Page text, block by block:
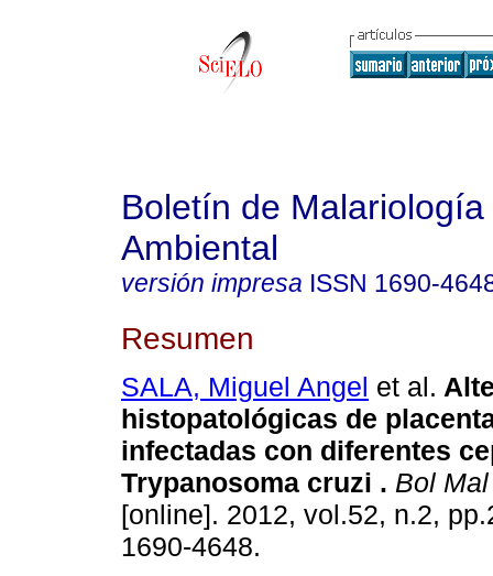
Boletín de
Ambiental
versión impresa ISSN 1690-
Resumen
SALA, Miguel Angel et al.
histopatológicas de
infectadas con diferentes
Trypanosoma cruzi . Bol
[online]. 2012, vol.52, n.2,
1690-4648.